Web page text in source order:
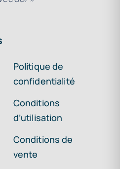
Politique de
confidentialité
Conditions
d’utilisation
Conditions de
vente